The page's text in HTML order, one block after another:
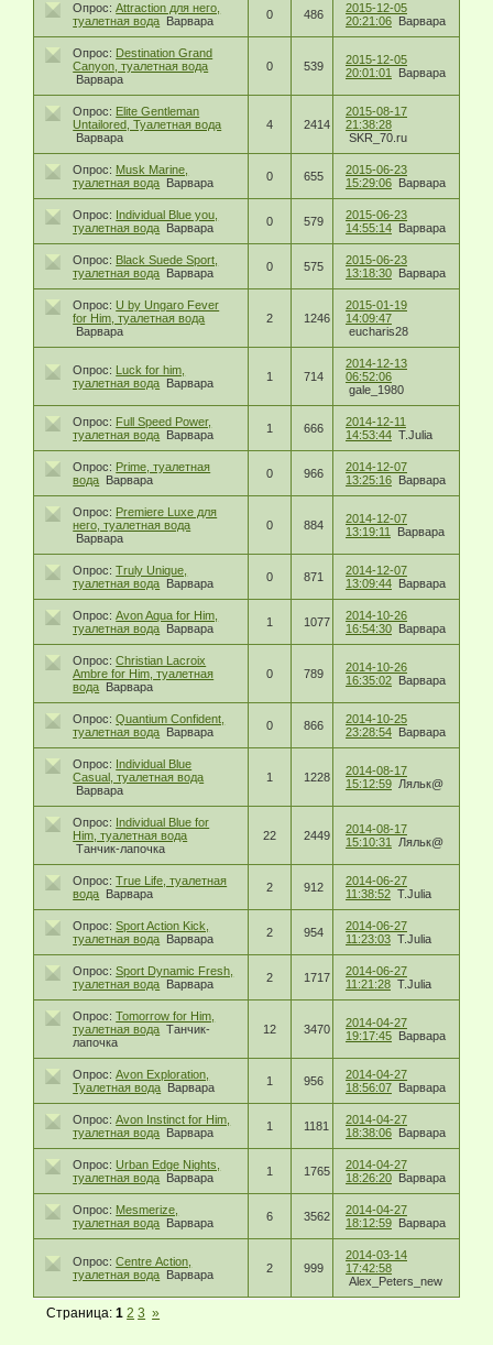
Опрос: Attraction для него,
туалетная вода Варвара 0 486
2015-12-05
20:21:06 Варвара
Опрос: Destination Grand
Canyon, туалетная вода
Варвара
0 539
2015-12-05
20:01:01
Варвара
Опрос: Elite Gentleman
Untailored, Туалетная вода
Варвара
4 2414
2015-08-17
21:38:28
SKR_70.ru
Опрос: Musk Marine,
туалетная вода Варвара 0 655
2015-06-23
15:29:06 Варвара
Опрос: Individual Blue you,
туалетная вода Варвара 0 579
2015-06-23
14:55:14 Варвара
Опрос: Black Suede Sport,
туалетная вода Варвара 0 575
2015-06-23
13:18:30 Варвара
Опрос: U by Ungaro Fever
for Him, туалетная вода
Варвара
2 1246
2015-01-19
14:09:47
eucharis28
Опрос: Luck for him,
туалетная вода Варвара 1 714
2014-12-13
06:52:06
gale_1980
Опрос: Full Speed Power,
туалетная вода Варвара 1 666
2014-12-11
14:53:44 T.Julia
Опрос: Prime, туалетная
вода Варвара 0 966
2014-12-07
13:25:16 Варвара
Опрос: Premiere Luxe для
него, туалетная вода
Варвара
0 884
2014-12-07
13:19:11
Варвара
Опрос: Truly Unique,
туалетная вода Варвара 0 871
2014-12-07
13:09:44 Варвара
Опрос: Avon Aqua for Him,
туалетная вода Варвара 1 1077
2014-10-26
16:54:30 Варвара
Опрос: Christian Lacroix
Ambre for Him, туалетная
вода Варвара
0 789
2014-10-26
16:35:02 Варвара
Опрос: Quantium Confident,
туалетная вода Варвара 0 866
2014-10-25
23:28:54 Варвара
Опрос: Individual Blue
Casual, туалетная вода
Варвара
1 1228
2014-08-17
15:12:59 Ляльк@
Опрос: Individual Blue for
Him, туалетная вода
Танчик-лапочка
22 2449
2014-08-17
15:10:31
Ляльк@
Опрос: True Life, туалетная
вода Варвара 2 912
2014-06-27
11:38:52 T.Julia
Опрос: Sport Action Kick,
туалетная вода Варвара 2 954
2014-06-27
11:23:03 T.Julia
Опрос: Sport Dynamic Fresh,
туалетная вода Варвара 2 1717
2014-06-27
11:21:28 T.Julia
Опрос: Tomorrow for Him,
туалетная вода Танчик-
лапочка
12 3470
2014-04-27
19:17:45 Варвара
Опрос: Avon Exploration,
Туалетная вода Варвара 1 956
2014-04-27
18:56:07 Варвара
Опрос: Avon Instinct for Him,
туалетная вода Варвара 1 1181
2014-04-27
18:38:06 Варвара
Опрос: Urban Edge Nights,
туалетная вода Варвара 1 1765
2014-04-27
18:26:20 Варвара
Опрос: Mesmerize,
туалетная вода Варвара 6 3562
2014-04-27
18:12:59 Варвара
Опрос: Centre Аction,
туалетная вода Варвара 2 999
2014-03-14
17:42:58
Alex_Peters_new
Страница:1 2 3 »